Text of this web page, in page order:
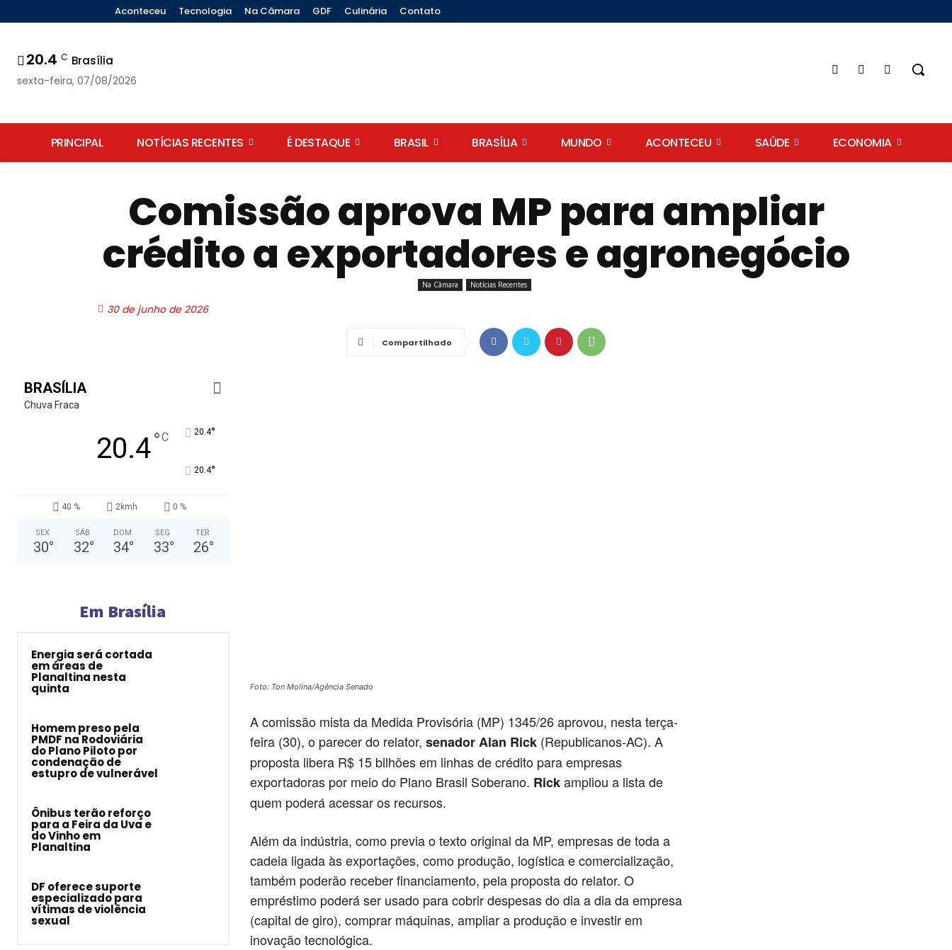
Aconteceu Tecnologia Na Câmara GDF Culinária Contato
20.4 C Brasília
sexta-feira, 07/08/2026
PRINCIPAL NOTÍCIAS RECENTES É DESTAQUE BRASIL BRASÍLIA MUNDO ACONTECEU SAÚDE ECONOMIA
Comissão aprova MP para ampliar
crédito a exportadores e agronegócio
Na Câmara Notícias Recentes
30 de junho de 2026
Compartilhado
BRASÍLIA
Chuva Fraca
20.4°C 20.4°
20.4°
40 % 2kmh 0 %
SEX
30°
SÁB
32°
DOM
34°
SEG
33°
TER
26°
Em Brasília
Energia será cortada
em áreas de
Planaltina nesta
quinta
Homem preso pela
PMDF na Rodoviária
do Plano Piloto por
condenação de
estupro de vulnerável
Ônibus terão reforço
para a Feira da Uva e
do Vinho em
Planaltina
DF oferece suporte
especializado para
vítimas de violência
sexual
Foto: Ton Molina/Agência Senado
A comissão mista da Medida Provisória (MP) 1345/26 aprovou, nesta terça-
feira (30), o parecer do relator, senador Alan Rick(Republicanos-AC). A
proposta libera R$ 15 bilhões em linhas de crédito para empresas
exportadoras por meio do Plano Brasil Soberano. Rickampliou a lista de
quem poderá acessar os recursos.
Além da indústria, como previa o texto original da MP, empresas de toda a
cadeia ligada às exportações, como produção, logística e comercialização,
também poderão receber financiamento, pela proposta do relator. O
empréstimo poderá ser usado para cobrir despesas do dia a dia da empresa
(capital de giro), comprar máquinas, ampliar a produção e investir em
inovação tecnológica.